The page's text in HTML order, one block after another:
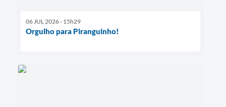
06 JUL 2026 - 15h29
Orgulho para Piranguinho!